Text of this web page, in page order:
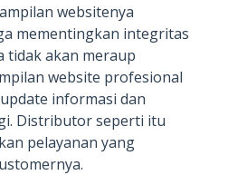
websitenya
mementingkan integritas
tidak akan meraup
website profesional
informasi dan
Distributor seperti itu
pelayanan yang